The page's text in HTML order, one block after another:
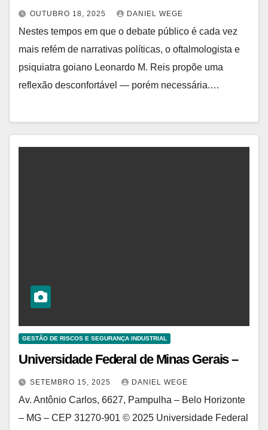
OUTUBRO 18, 2025 DANIEL WEGE
Nestes tempos em que o debate público é cada vez
mais refém de narrativas políticas, o oftalmologista e
psiquiatra goiano Leonardo M. Reis propõe uma
reflexão desconfortável — porém necessária.…
GESTÃO DE RISCOS E SEGURANÇA INDUSTRIAL
Universidade Federal de Minas Gerais –
SETEMBRO 15, 2025 DANIEL WEGE
Av. Antônio Carlos, 6627, Pampulha – Belo Horizonte
– MG – CEP 31270-901 © 2025 Universidade Federal